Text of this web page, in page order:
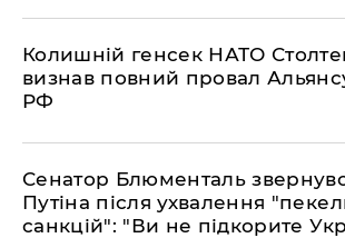
Колишній генсек НАТО
визнав повний провал
РФ
Сенатор Блюменталь
Путіна після ухвалення
санкцій": "Ви не підкорите